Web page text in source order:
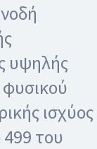
υψηλής
ισχύος
του